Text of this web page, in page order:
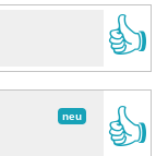
👍
neu
👍